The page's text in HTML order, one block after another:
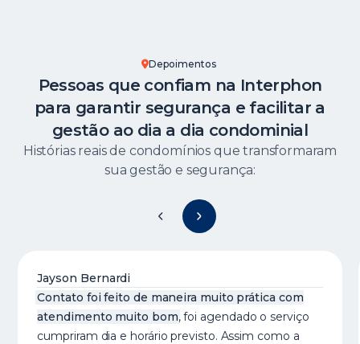
Depoimentos
Pessoas que confiam na Interphon
para garantir segurança e facilitar a
gestão ao dia a dia condominial
Histórias reais de condomínios que transformaram
sua gestão e segurança:
Jayson Bernardi
Contato foi feito de maneira muito prática com
atendimento muito bom, foi agendado o serviço
cumpriram dia e horário previsto. Assim como a